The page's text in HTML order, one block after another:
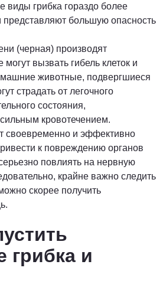
виды грибка гораздо более
представляют большую опасность
(черная) производят
вызвать гибель клеток и
животные, подвергшиеся
страдать от легочного
состояния,
кровотечением.
своевременно и эффективно
к повреждению органов
повлиять на нервную
крайне важно следить
скорее получить
грибка и